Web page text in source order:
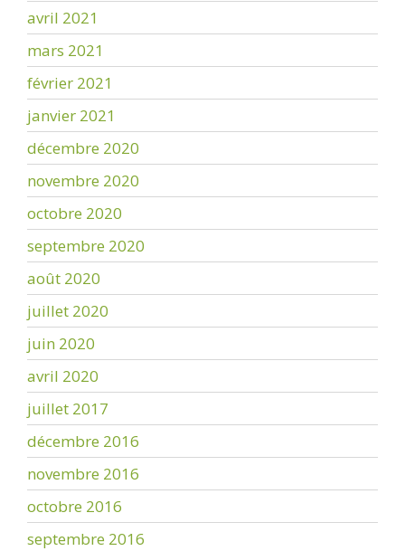
avril 2021
mars 2021
février 2021
janvier 2021
décembre 2020
novembre 2020
octobre 2020
septembre 2020
août 2020
juillet 2020
juin 2020
avril 2020
juillet 2017
décembre 2016
novembre 2016
octobre 2016
septembre 2016